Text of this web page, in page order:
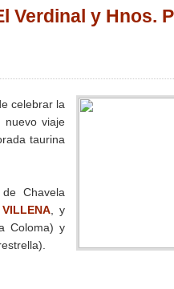
Verdinal y Hnos.
celebrar la
nuevo viaje
taurina
Chavela
, y
Coloma) y